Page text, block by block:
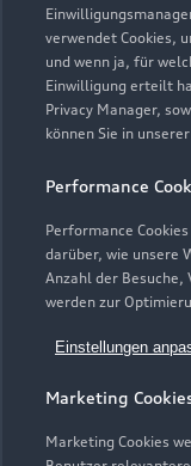
verwendet Cookies,
und wenn ja, für
Einwilligung erteilt
Privacy Manager,
können Sie in unserer
Performance
Performance
darüber, wie unsere
Anzahl der Besuche,
werden zur
Einstellungen
Marketing
Marketing Cookies
Modelle
Elektromodelle
Plug-in-Hybride
Neuwagensuche
Service &
Saisonale
Audi Services
Garantie
Audi digital
Support
Über Audi
Unternehmen